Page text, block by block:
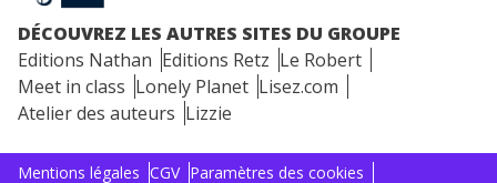
DÉCOUVREZ LES AUTRES SITES DU GROUPE
Editions Nathan Editions Retz Le Robert
Meet in class Lonely Planet Lisez.com
Atelier des auteurs Lizzie
Mentions légales CGV Paramètres des cookies